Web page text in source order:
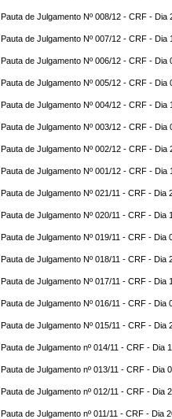
Pauta de Julgamento Nº 008/12 - CRF - Dia
Pauta de Julgamento Nº 007/12 - CRF - Dia
Pauta de Julgamento Nº 006/12 - CRF - Dia
Pauta de Julgamento Nº 005/12 - CRF - Dia
Pauta de Julgamento Nº 004/12 - CRF - Dia
Pauta de Julgamento Nº 003/12 - CRF - Dia
Pauta de Julgamento Nº 002/12 - CRF - Dia
Pauta de Julgamento Nº 001/12 - CRF - Dia
Pauta de Julgamento Nº 021/11 - CRF - Dia
Pauta de Julgamento Nº 020/11 - CRF - Dia
Pauta de Julgamento Nº 019/11 - CRF - Dia
Pauta de Julgamento Nº 018/11 - CRF - Dia
Pauta de Julgamento Nº 017/11 - CRF - Dia
Pauta de Julgamento Nº 016/11 - CRF - Dia
Pauta de Julgamento Nº 015/11 - CRF - Dia
Pauta de Julgamento nº 014/11 - CRF - Dia
Pauta de Julgamento nº 013/11 - CRF - Dia
Pauta de Julgamento nº 012/11 - CRF - Dia
Pauta de Julgamento nº 011/11 - CRF - Dia